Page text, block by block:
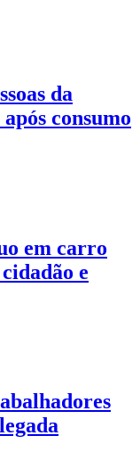
da
consumo
em carro
e